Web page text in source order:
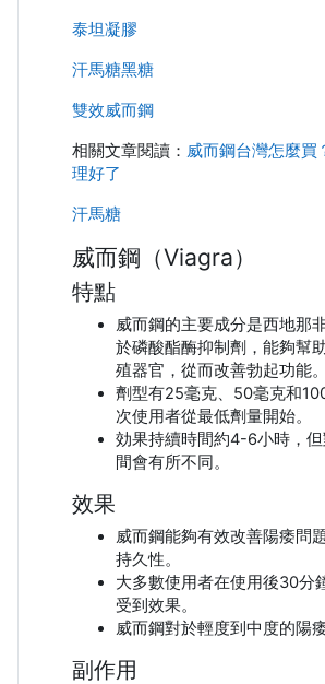
泰坦凝膠
汗馬糖黑糖
雙效威而鋼
相關文章閱讀： 威而鋼台灣怎麼買
理好了
汗馬糖
威而鋼（Viagra）
特點
威而鋼的主要成分是西地那
於磷酸酯酶抑制劑，能夠幫
殖器官，從而改善勃起功能。
劑型有25毫克、50毫克和
次使用者從最低劑量開始。
効果持續時間約4-6小時，
間會有所不同。
效果
威而鋼能夠有效改善陽痿問
持久性。
大多數使用者在使用後30分
受到效果。
威而鋼對於輕度到中度的陽
副作用